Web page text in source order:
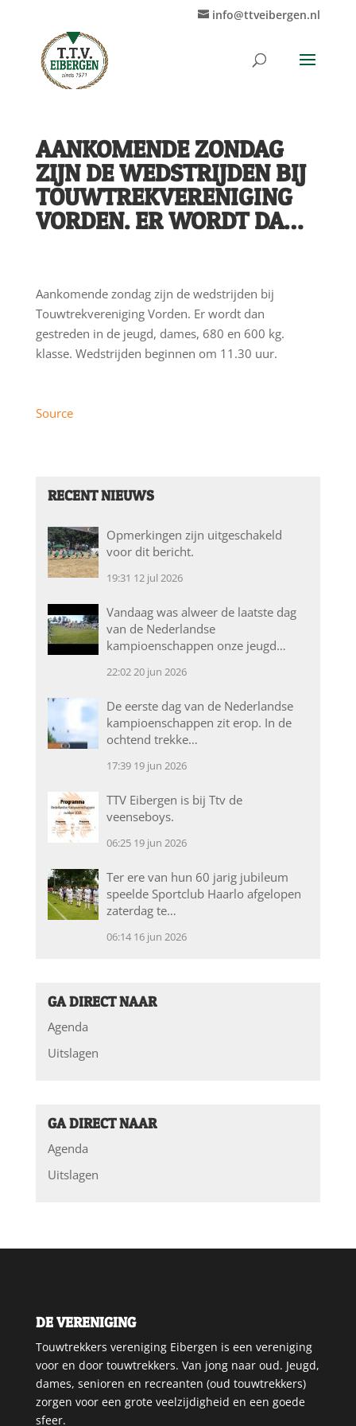
info@ttveibergen.nl
AANKOMENDE ZONDAG
ZIJN DE WEDSTRIJDEN BIJ
TOUWTREKVERENIGING
VORDEN. ER WORDT DA…
Aankomende zondag zijn de wedstrijden bij
Touwtrekvereniging Vorden. Er wordt dan
gestreden in de jeugd, dames, 680 en 600 kg.
klasse. Wedstrijden beginnen om 11.30 uur.
Source
RECENT NIEUWS
Opmerkingen zijn uitgeschakeld
voor dit bericht.
19:31 12 jul 2026
Vandaag was alweer de laatste dag
van de Nederlandse
kampioenschappen onze jeugd…
22:0220 jun 2026
De eerste dag van de Nederlandse
kampioenschappen zit erop. In de
ochtend trekke…
17:39 19 jun 2026
TTV Eibergen is bij Ttv de
veenseboys.
06:25 19 jun 2026
Ter ere van hun 60 jarig jubileum
speelde Sportclub Haarlo afgelopen
zaterdag te…
06:14 16 jun 2026
GA DIRECT NAAR
Agenda
Uitslagen
GA DIRECT NAAR
Agenda
Uitslagen
DE VERENIGING
Touwtrekkers vereniging Eibergen is een vereniging
voor en door touwtrekkers. Van jong naar oud. Jeugd,
dames, senioren en recreanten (oud touwtrekkers)
zorgen voor een grote veelzijdigheid en een goede
sfeer.